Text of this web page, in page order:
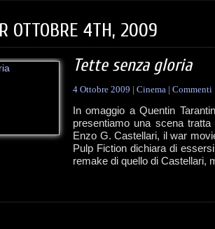
OTTOBRE 4TH, 2009
Tette senza gloria
4 Ottobre 2009 | Cinema | Commenti
In omaggio a Quentin
presentiamo una scena
Enzo G. Castellari, il war
Pulp Fiction dichiara di
remake di quello di Castellari,